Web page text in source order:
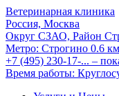
Ветеринарная клиника
Россия, Москва
Округ СЗАО, Район
Метро: Строгино 0.6 км
+7 (495) 230-17-... –
Время работы: